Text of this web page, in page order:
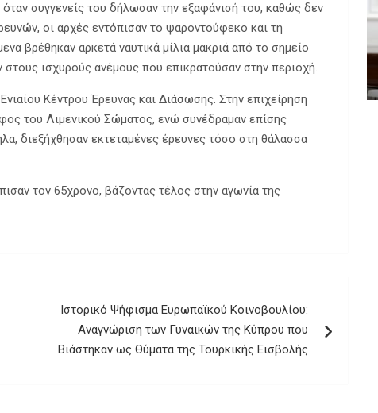
συγγενείς του δήλωσαν την εξαφάνισή του, καθώς δεν
οι αρχές εντόπισαν το ψαροντούφεκο και τη
βρέθηκαν αρκετά ναυτικά μίλια μακριά από το σημείο
ισχυρούς ανέμους που επικρατούσαν στην περιοχή.
Κέντρου Έρευνας και Διάσωσης. Στην επιχείρηση
του Λιμενικού Σώματος, ενώ συνέδραμαν επίσης
διεξήχθησαν εκτεταμένες έρευνες τόσο στη θάλασσα
τον 65χρονο, βάζοντας τέλος στην αγωνία της
Ιστορικό Ψήφισμα Ευρωπαϊκού Κοινοβουλίου:
Αναγνώριση των Γυναικών της Κύπρου που
Βιάστηκαν ως Θύματα της Τουρκικής Εισβολής